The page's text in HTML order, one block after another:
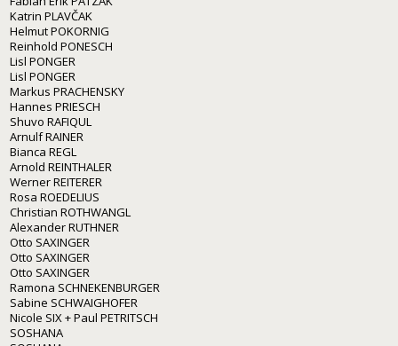
Katrin PLAVČAK
Helmut POKORNIG
Reinhold PONESCH
Lisl PONGER
Lisl PONGER
Markus PRACHENSKY
Hannes PRIESCH
Shuvo RAFIQUL
Arnulf RAINER
Bianca REGL
Arnold REINTHALER
Werner REITERER
Rosa ROEDELIUS
Christian ROTHWANGL
Alexander RUTHNER
Otto SAXINGER
Otto SAXINGER
Otto SAXINGER
Ramona SCHNEKENBURGER
Sabine SCHWAIGHOFER
Nicole SIX + Paul PETRITSCH
SOSHANA